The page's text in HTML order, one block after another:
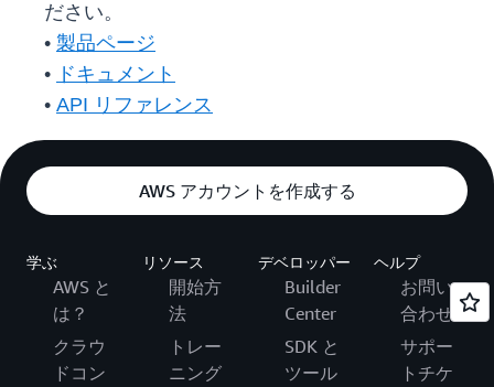
ださい。
• 製品ページ
• ドキュメント
• API リファレンス
AWS アカウントを作成する
学ぶ
AWS と
は？
クラウ
ドコン
リソース
開始方
法
トレー
ニング
デベロッパー
Builder
Center
SDK と
ツール
ヘルプ
お問い
合わせ
サポー
トチケ